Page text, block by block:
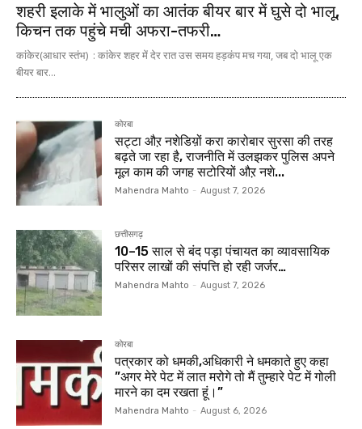
शहरी इलाके में भालुओं का आतंक बीयर बार में घुसे दो भालू,
किचन तक पहुंचे मची अफरा-तफरी…
कांकेर(आधार स्तंभ) : कांकेर शहर में देर रात उस समय हड़कंप मच गया, जब दो भालू एक
बीयर बार...
कोरबा
सट्टा औऱ नशेडिय़ों करा कारोबार सुरसा की तरह
बढ़ते जा रहा है, राजनीति में उलझकर पुलिस अपने
मूल काम की जगह सटोरियों औऱ नशे...
Mahendra Mahto - August 7, 2026
छत्तीसगढ़
10–15 साल से बंद पड़ा पंचायत का व्यावसायिक
परिसर लाखों की संपत्ति हो रही जर्जर…
Mahendra Mahto - August 7, 2026
कोरबा
पत्रकार को धमकी,अधिकारी ने धमकाते हुए कहा
”अगर मेरे पेट में लात मरोगे तो मैं तुम्हारे पेट में गोली
मारने का दम रखता हूं।”
Mahendra Mahto - August 6, 2026